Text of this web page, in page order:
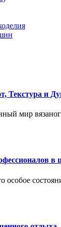
Текстура и
мир
в
особое